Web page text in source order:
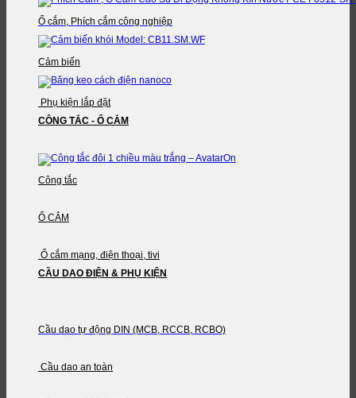
Ổ cắm, Phích cắm công nghiệp
Cảm biến
Phụ kiện lắp đặt
CÔNG TẮC - Ổ CẮM
Công tắc
Ổ CẮM
Ổ cắm mạng, điện thoại, tivi
CẦU DAO ĐIỆN & PHỤ KIỆN
Cầu dao tự động DIN (MCB, RCCB, RCBO)
Cầu dao an toàn